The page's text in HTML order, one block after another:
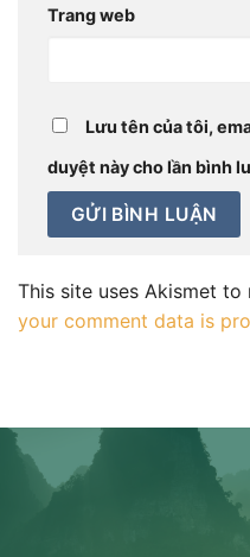
Trang web
Lưu tên của tôi,
duyệt này cho lần bình
This site uses Akismet to
your comment data is